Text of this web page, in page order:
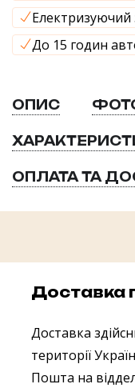
Електризуючий
До 15 годин
ОПИС
ОПЛАТА ТА
Доставка
Доставка
території
Пошта на